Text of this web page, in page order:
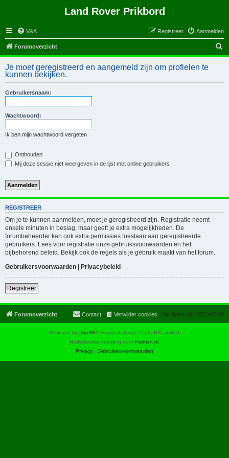
Land Rover Prikbord
V&A Aanmelden
Registreer
Forumoverzicht
o
k
Je moet geregistreerd en aangemeld zijn om profielen te
kunnen bekijken.
Gebruikersnaam:
Wachtwoord:
Ik ben mijn wachtwoord vergeten
Onthouden
Mij deze sessie niet weergeven in de lijst met online gebruikers
REGISTREER
Om je te kunnen aanmelden, moet je geregistreerd zijn. Registratie neemt
enkele minuten in beslag, maar geeft je extra mogelijkheden. De
forumbeheerder kan ook extra permissies toestaan aan geregistreerde
gebruikers. Lees voor registratie onze gebruiksvoorwaarden en het
bijbehorend beleid. Bekijk ook de regels als je gebruik maakt van het forum.
Gebruikersvoorwaarden | Privacybeleid
Registreer
Forumoverzicht Alle tijden zijn UTC+02:00
Verwijder cookies
Contact
Powered by phpBB® Forum Software © phpBB Limited
Nederlandse vertaling door Raimon.nl.
Privacy | Gebruikersvoorwaarden